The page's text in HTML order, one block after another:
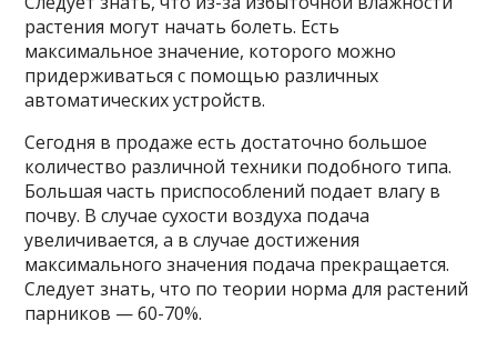
растения могут начать болеть. Есть
максимальное значение, которого можно
придерживаться с помощью различных
автоматических устройств.
Сегодня в продаже есть достаточно большое
количество различной техники подобного типа.
Большая часть приспособлений подает влагу в
почву. В случае сухости воздуха подача
увеличивается, а в случае достижения
максимального значения подача прекращается.
Следует знать, что по теории норма для растений
парников — 60-70%.